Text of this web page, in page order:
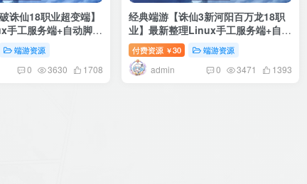
诛仙18职业超变端】
手工服务端+自动脚本
工具+GM命令+客户
端游资源
0 3630 1708
经典端游【诛仙3新河阳百万龙18职
业】最新整理Linux手工服务端+自动
脚本+GM工具+网页注册+管理后台
+PC客户端+搭建教程
付费资源 ￥30 端游资源
admin 0 3471 1393